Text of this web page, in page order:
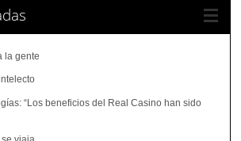
la gente
“Los beneficios del Real Casino han sido